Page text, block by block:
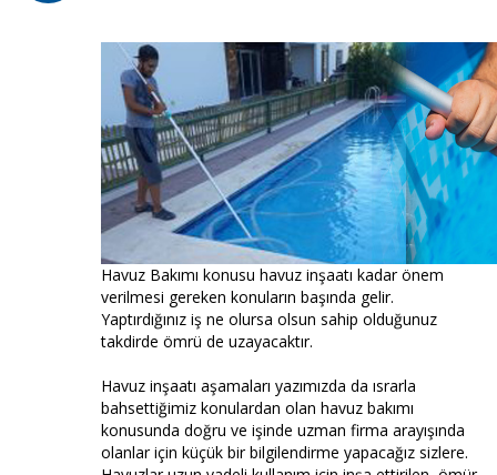
Havuz Bakımı konusu havuz inşaatı kadar önem
verilmesi gereken konuların başında gelir.
Yaptırdığınız iş ne olursa olsun sahip olduğunuz
takdirde ömrü de uzayacaktır.
Havuz inşaatı aşamaları yazımızda da ısrarla
bahsettiğimiz konulardan olan havuz bakımı
konusunda doğru ve işinde uzman firma arayışında
olanlar için küçük bir bilgilendirme yapacağız sizlere.